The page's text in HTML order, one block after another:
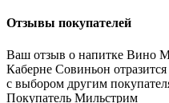
Отзывы покупателей
Ваш отзыв о напитке Вино
Каберне Совиньон
с выбором другим
Покупатель Мильстрим